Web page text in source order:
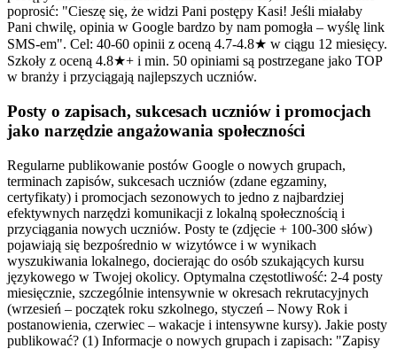
poprosić: "Cieszę się, że widzi Pani postępy Kasi! Jeśli miałaby
Pani chwilę, opinia w Google bardzo by nam pomogła – wyślę link
SMS-em". Cel: 40-60 opinii z oceną 4.7-4.8★ w ciągu 12 miesięcy.
Szkoły z oceną 4.8★+ i min. 50 opiniami są postrzegane jako TOP
w branży i przyciągają najlepszych uczniów.
Posty o zapisach, sukcesach uczniów i promocjach
jako narzędzie angażowania społeczności
Regularne publikowanie postów Google o nowych grupach,
terminach zapisów, sukcesach uczniów (zdane egzaminy,
certyfikaty) i promocjach sezonowych to jedno z najbardziej
efektywnych narzędzi komunikacji z lokalną społecznością i
przyciągania nowych uczniów. Posty te (zdjęcie + 100-300 słów)
pojawiają się bezpośrednio w wizytówce i w wynikach
wyszukiwania lokalnego, docierając do osób szukających kursu
językowego w Twojej okolicy. Optymalna częstotliwość: 2-4 posty
miesięcznie, szczególnie intensywnie w okresach rekrutacyjnych
(wrzesień – początek roku szkolnego, styczeń – Nowy Rok i
postanowienia, czerwiec – wakacje i intensywne kursy). Jakie posty
publikować? (1) Informacje o nowych grupach i zapisach: "Zapisy